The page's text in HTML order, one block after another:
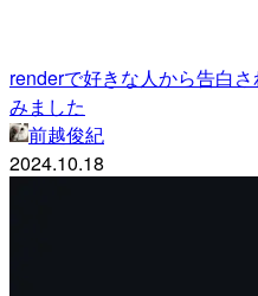
renderで好きな人から告白
みました
前越俊紀
2024.10.18